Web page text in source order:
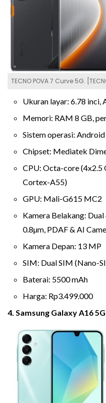
TECNO POVA 7 Curve 5G.
Ukuran layar: 6.78
Memori: RAM 8 GB,
Sistem operasi:
Chipset: Mediatek
CPU: Octa-core
Cortex-A55)
GPU: Mali-G615 MC2
Kamera Belakang:
0.8µm, PDAF & AI
Kamera Depan: 13 MP
SIM: Dual SIM (Nano-
Baterai: 5500 mAh
Harga: Rp3.499.000
4. Samsung Galaxy A16 5G